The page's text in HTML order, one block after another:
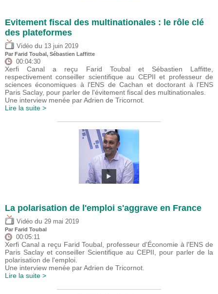
Evitement fiscal des multinationales : le rôle clé
des plateformes
Vidéo du 13 juin 2019
Par Farid Toubal, Sébastien Laffitte
00:04:30
Xerfi Canal a reçu Farid Toubal et Sébastien Laffitte,
respectivement conseiller scientifique au CEPII et professeur de
sciences économiques à l'ENS de Cachan et doctorant à l’ENS
Paris Saclay, pour parler de l'évitement fiscal des multinationales.
Une interview menée par Adrien de Tricornot.
Lire la suite >
La polarisation de l'emploi s'aggrave en France
Vidéo du 29 mai 2019
Par Farid Toubal
00:05:11
Xerfi Canal a reçu Farid Toubal, professeur d'Économie à l'ENS de
Paris Saclay et conseiller Scientifique au CEPII, pour parler de la
polarisation de l'emploi.
Une interview menée par Adrien de Tricornot.
Lire la suite >